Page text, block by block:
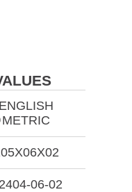
ENGLISH
METRIC
06-02